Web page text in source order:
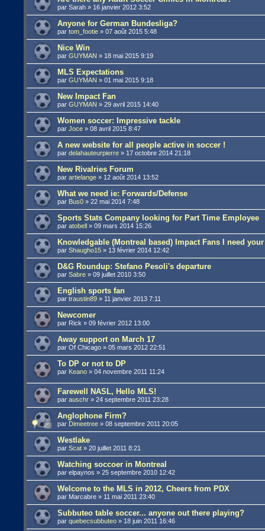
parSarah » 16 janvier 2012 3:52
Anyone for German Bundesliga?
partom_footie »07 août 2015 5:48
Nice Win
parGUYMAN » 18 mai 2015 9:19
MLS Expectations
parGUYMAN »01 mai 2015 9:18
New Impact Fan
parGUYMAN »29 avril 2015 14:40
Women soccer: Impressive tackle
parJoce »08 avril 2015 8:47
A new website for all people active in soccer !
pardelahauteurpierre » 17 octobre 2014 21:18
New Rivalries Forum
parartielange » 12 août 2014 13:52
What we need ie: Forwards/Defense
par Bus0 »22 mai 2014 7:48
Sports Stats Company looking for Part Time Employee
paratobell »09 mars 2014 15:26
Knowledgable (Montreal based) Impact Fans I need
parShaugho15 » 13 février 2014 12:42
D&G Roundup: Stefano Pesoli's departure
parSabre »09 juillet 2010 3:50
English sports fan
partraustin89 » 11 janvier 2013 7:11
Newcomer
par Rick »09 février 2012 13:00
Away support on March 17
parOf Chicago »05 mars 2012 22:51
To DP or not to DP
par Keano »04 novembre 2011 11:24
Farewell NASL, Hello MLS!
parauschr »24 septembre 2011 23:28
Anglophone Firm?
par Dimeetree »08 septembre 2011 20:05
Westlake
parScat »20 juillet 2011 8:21
Watching soccoer in Montreal
parelpaynos »25 septembre 2010 12:42
Welcome to the MLS in 2012, Cheers from PDX
par Marcabre » 11 mai 2011 23:40
Subbuteo table soccer... anyone out there playing?
parquebecsubbuteo » 18 juin 2011 16:46